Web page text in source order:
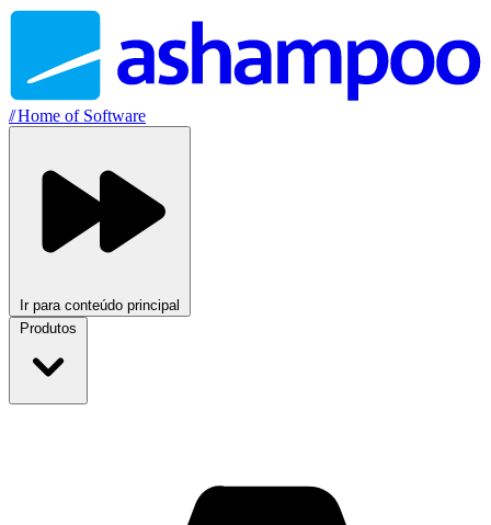
//Home of Software
Ir para conteúdo principal
Produtos